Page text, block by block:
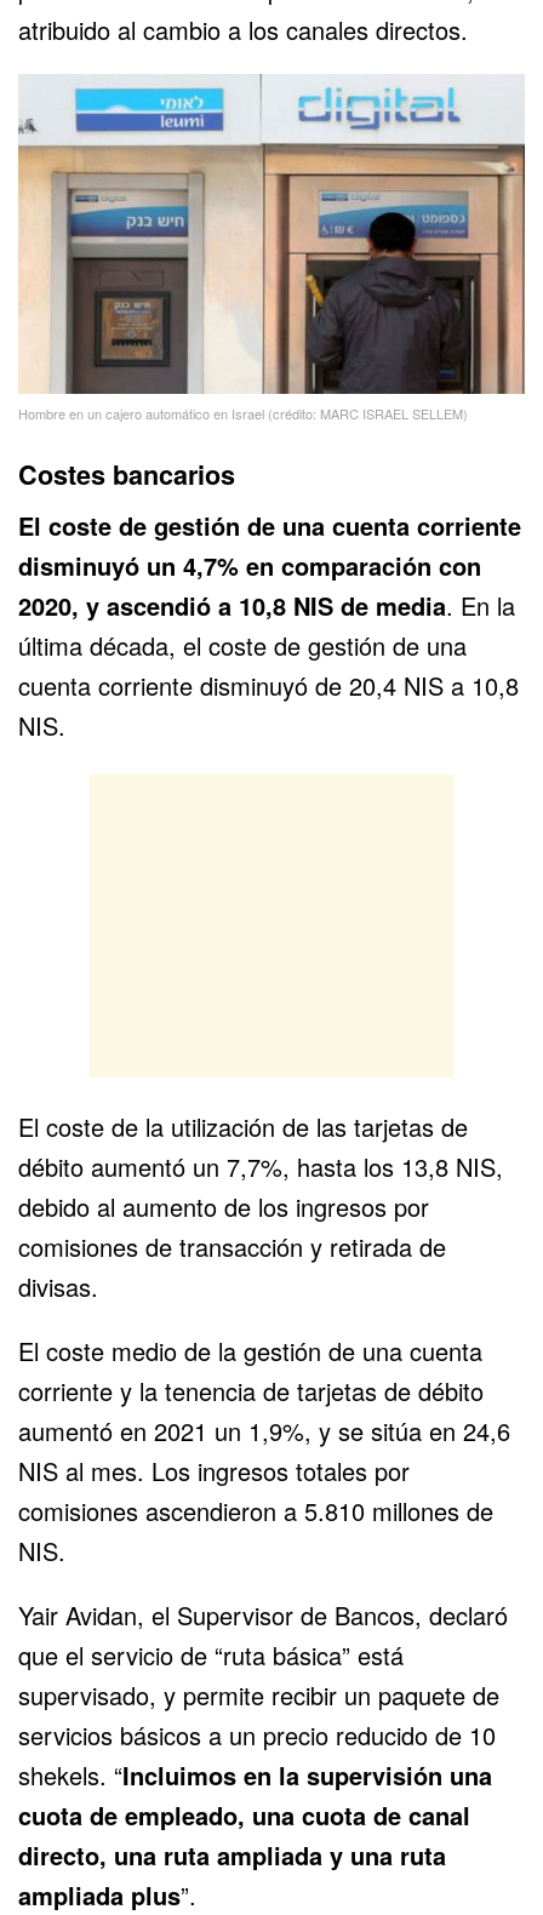
atribuido al cambio a los canales directos.
Hombre en un cajero automático en Israel (crédito: MARC ISRAEL SELLEM)
Costes bancarios
El coste de gestión de una cuenta corriente
disminuyó un 4,7% en comparación con
2020, y ascendió a 10,8 NIS de media. En la
última década, el coste de gestión de una
cuenta corriente disminuyó de 20,4 NIS a 10,8
NIS.
El coste de la utilización de las tarjetas de
débito aumentó un 7,7%, hasta los 13,8 NIS,
debido al aumento de los ingresos por
comisiones de transacción y retirada de
divisas.
El coste medio de la gestión de una cuenta
corriente y la tenencia de tarjetas de débito
aumentó en 2021 un 1,9%, y se sitúa en 24,6
NIS al mes. Los ingresos totales por
comisiones ascendieron a 5.810 millones de
NIS.
Yair Avidan, el Supervisor de Bancos, declaró
que el servicio de “ruta básica” está
supervisado, y permite recibir un paquete de
servicios básicos a un precio reducido de 10
shekels. “Incluimos en la supervisión una
cuota de empleado, una cuota de canal
directo, una ruta ampliada y una ruta
ampliada plus”.